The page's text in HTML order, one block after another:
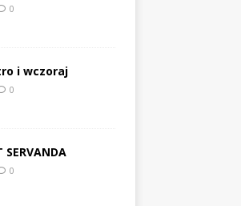
0
i wczoraj
0
SERVANDA
0